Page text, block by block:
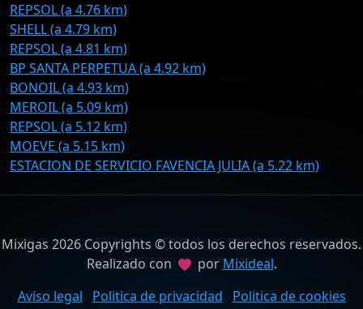
REPSOL (a 4.76 km)
SHELL (a 4.79 km)
REPSOL (a 4.81 km)
BP SANTA PERPETUA (a 4.92 km)
BONOIL (a 4.93 km)
MEROIL (a 5.09 km)
REPSOL (a 5.12 km)
MOEVE (a 5.15 km)
ESTACION DE SERVICIO FAVENCIA JULIA (a 5.22 km)
Mixigas 2026 Copyrights © todos los derechos reservados.
Realizado con
por Mixideal.
Aviso legal
Politica de privacidad Politica de cookies